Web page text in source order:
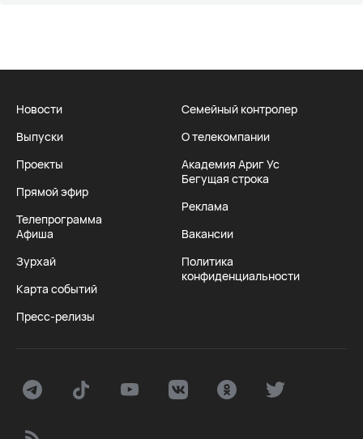
Новости
Выпуски
Проекты
Прямой эфир
Телепрограмма
Афиша
Зурхай
Карта событий
Пресс-релизы
Семейный контролер
О телекомпании
Академия Ариг Ус
Бегущая строка
Реклама
Вакансии
Политика
конфиденциальности